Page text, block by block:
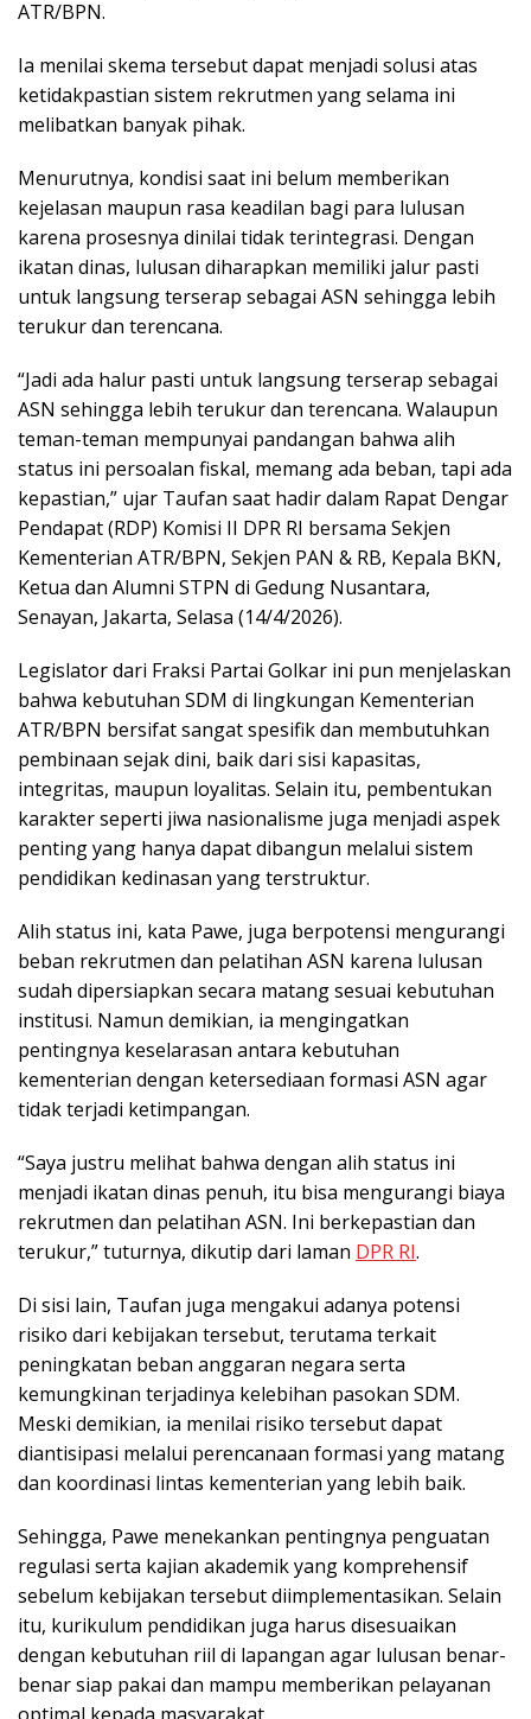
ATR/BPN.
Ia menilai skema tersebut dapat menjadi solusi atas
ketidakpastian sistem rekrutmen yang selama ini
melibatkan banyak pihak.
Menurutnya, kondisi saat ini belum memberikan
kejelasan maupun rasa keadilan bagi para lulusan
karena prosesnya dinilai tidak terintegrasi. Dengan
ikatan dinas, lulusan diharapkan memiliki jalur pasti
untuk langsung terserap sebagai ASN sehingga lebih
terukur dan terencana.
“Jadi ada halur pasti untuk langsung terserap sebagai
ASN sehingga lebih terukur dan terencana. Walaupun
teman-teman mempunyai pandangan bahwa alih
status ini persoalan fiskal, memang ada beban, tapi ada
kepastian,” ujar Taufan saat hadir dalam Rapat Dengar
Pendapat (RDP) Komisi II DPR RI bersama Sekjen
Kementerian ATR/BPN, Sekjen PAN & RB, Kepala BKN,
Ketua dan Alumni STPN di Gedung Nusantara,
Senayan, Jakarta, Selasa (14/4/2026).
Legislator dari Fraksi Partai Golkar ini pun menjelaskan
bahwa kebutuhan SDM di lingkungan Kementerian
ATR/BPN bersifat sangat spesifik dan membutuhkan
pembinaan sejak dini, baik dari sisi kapasitas,
integritas, maupun loyalitas. Selain itu, pembentukan
karakter seperti jiwa nasionalisme juga menjadi aspek
penting yang hanya dapat dibangun melalui sistem
pendidikan kedinasan yang terstruktur.
Alih status ini, kata Pawe, juga berpotensi mengurangi
beban rekrutmen dan pelatihan ASN karena lulusan
sudah dipersiapkan secara matang sesuai kebutuhan
institusi. Namun demikian, ia mengingatkan
pentingnya keselarasan antara kebutuhan
kementerian dengan ketersediaan formasi ASN agar
tidak terjadi ketimpangan.
“Saya justru melihat bahwa dengan alih status ini
menjadi ikatan dinas penuh, itu bisa mengurangi biaya
rekrutmen dan pelatihan ASN. Ini berkepastian dan
terukur,” tuturnya, dikutip dari laman DPR RI.
Di sisi lain, Taufan juga mengakui adanya potensi
risiko dari kebijakan tersebut, terutama terkait
peningkatan beban anggaran negara serta
kemungkinan terjadinya kelebihan pasokan SDM.
Meski demikian, ia menilai risiko tersebut dapat
diantisipasi melalui perencanaan formasi yang matang
dan koordinasi lintas kementerian yang lebih baik.
Sehingga, Pawe menekankan pentingnya penguatan
regulasi serta kajian akademik yang komprehensif
sebelum kebijakan tersebut diimplementasikan. Selain
itu, kurikulum pendidikan juga harus disesuaikan
dengan kebutuhan riil di lapangan agar lulusan benar-
benar siap pakai dan mampu memberikan pelayanan